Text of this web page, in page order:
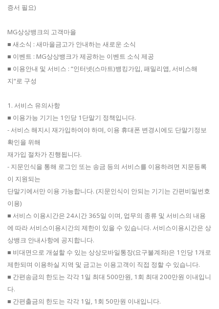
증서 필요)
MG상상뱅크의 고객마을
■ 새소식 : 새마을금고가 안내하는 새로운 소식
■ 이벤트 : MG상상뱅크가 제공하는 이벤트 소식 제공
■ 이용안내 및 서비스 : “인터넷(스마트)뱅킹가입, 패밀리앱, 서비스해
지“로 구성
1. 서비스 유의사항
■ 이용가능 기기는 1인당 1단말기 정책입니다.
- 서비스 해지시 재가입하여야 하며, 이용 휴대폰 변경시에도 단말기정보
확인을 위해
재가입 절차가 진행됩니다.
- 지문인식을 통해 로그인 또는 송금 등의 서비스를 이용하려면 지문등록
이 지원되는
단말기에서만 이용 가능합니다. (지문인식이 안되는 기기는 간편비밀번호
이용)
■ 서비스 이용시간은 24시간 365일 이며, 업무의 종류 및 서비스의 내용
에 따라 서비스이용시간의 제한이 있을 수 있습니다. 서비스이용시간은 상
상뱅크 안내사항에 공지합니다.
■ 비대면으로 개설할 수 있는 상상모바일통장(요구불계좌)은 1인당 1개로
제한되며 이용하실 지역 및 금고는 이용고객이 직접 정할 수 있습니다.
■ 간편송금의 한도는 각각 1일 최대 500만원, 1회 최대 200만원 이내입니
다.
■ 간편출금의 한도는 각각 1일, 1회 50만원 이내입니다.